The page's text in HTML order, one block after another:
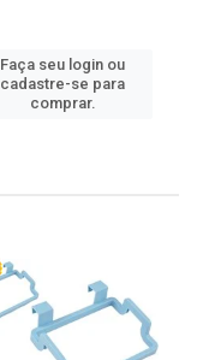
Faça seu login ou
cadastre-se para
comprar.